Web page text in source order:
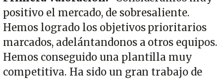
positivo el mercado, de sobresaliente.
Hemos logrado los objetivos prioritarios
marcados, adelántandonos a otros equipos.
Hemos conseguido una plantilla muy
competitiva. Ha sido un gran trabajo de